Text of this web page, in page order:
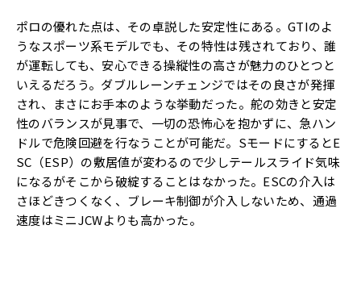
ポロの優れた点は、その卓説した安定性にある。GTIのよ
うなスポーツ系モデルでも、その特性は残されており、誰
が運転しても、安心できる操縦性の高さが魅力のひとつと
いえるだろう。ダブルレーンチェンジではその良さが発揮
され、まさにお手本のような挙動だった。舵の効きと安定
性のバランスが見事で、一切の恐怖心を抱かずに、急ハン
ドルで危険回避を行なうことが可能だ。SモードにするとE
SC（ESP）の敷居値が変わるので少しテールスライド気味
になるがそこから破綻することはなかった。ESCの介入は
さほどきつくなく、ブレーキ制御が介入しないため、通過
速度はミニJCWよりも高かった。